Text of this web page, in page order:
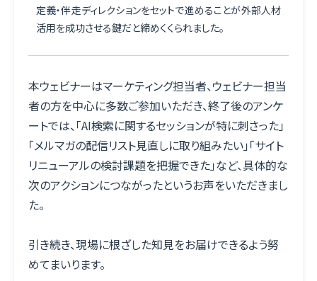
定義・伴走ディレクションをセットで進めることが外部人材
活用を成功させる鍵だと締めくくられました。
本ウェビナーはマーケティング担当者、ウェビナー担当
者の方を中心に多数ご参加いただき、終了後のアンケ
ートでは、「AI検索に関するセッションが特に刺さった」
「メルマガの配信リスト見直しに取り組みたい」「サイト
リニューアルの検討課題を把握できた」など、具体的な
次のアクションにつながったというお声をいただきまし
た。
引き続き、現場に根ざした知見をお届けできるよう努
めてまいります。